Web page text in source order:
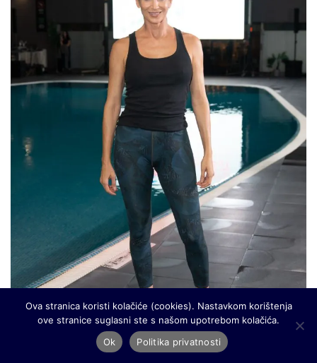
Ova stranica koristi kolačiće (cookies). Nastavkom korištenja
ove stranice suglasni ste s našom upotrebom kolačića.
Ok
Politika privatnosti